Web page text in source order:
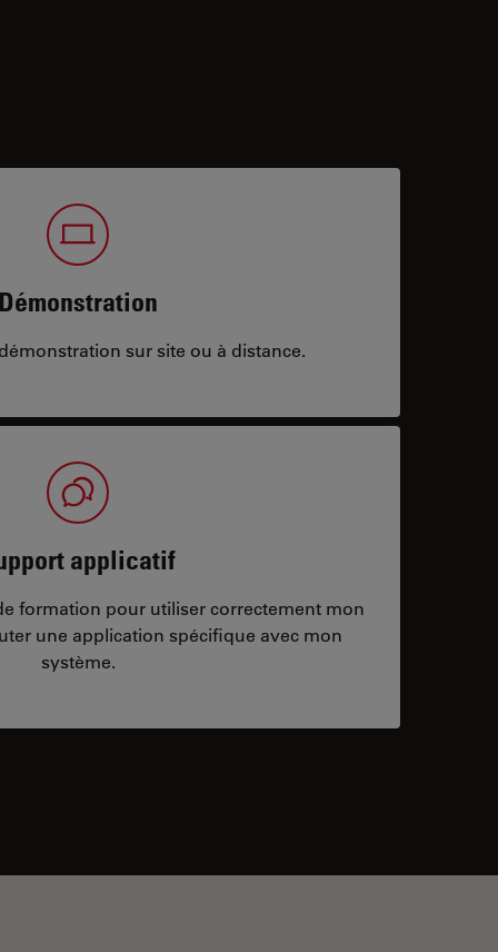
Démonstration
sur site ou à distance.
applicatif
formation pour utiliser correctement mon
une application spécifique avec mon
système.